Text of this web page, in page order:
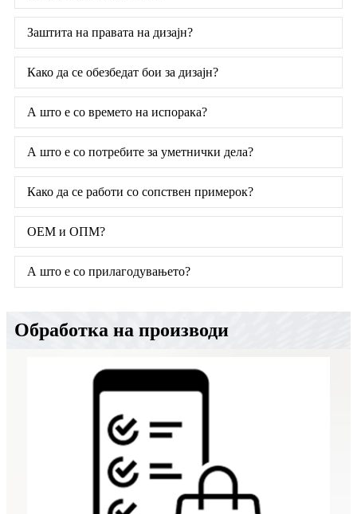
Заштита на правата на дизајн?
Како да се обезбедат бои за дизајн?
А што е со времето на испорака?
А што е со потребите за уметнички дела?
Како да се работи со сопствен примерок?
ОЕМ и ОПМ?
А што е со прилагодувањето?
Обработка на производи